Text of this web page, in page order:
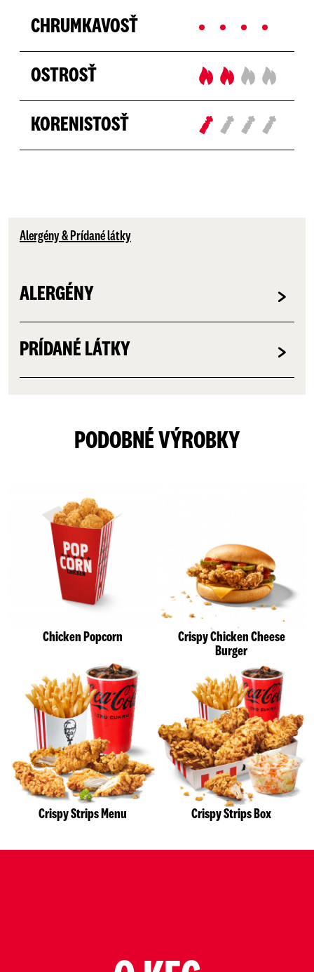
CHRUMKAVOSŤ
OSTROSŤ
KORENISTOSŤ
Alergény & Prídané látky
ALERGÉNY
PRÍDANÉ LÁTKY
PODOBNÉ VÝROBKY
Chicken Popcorn
Crispy Chicken Cheese
Burger
Crispy Strips Menu Crispy Strips Box